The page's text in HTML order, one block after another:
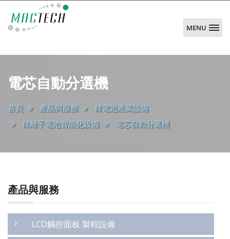
陽
技
MENU
main
電芯自動分選機
首頁 產品與服務
鋰電池產業設備
鋰離子電池智能化設備
電芯自動分選機
產品與服務
LCD觸控面板 製程設備